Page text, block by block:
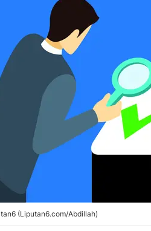
(Liputan6.com/Abdillah)